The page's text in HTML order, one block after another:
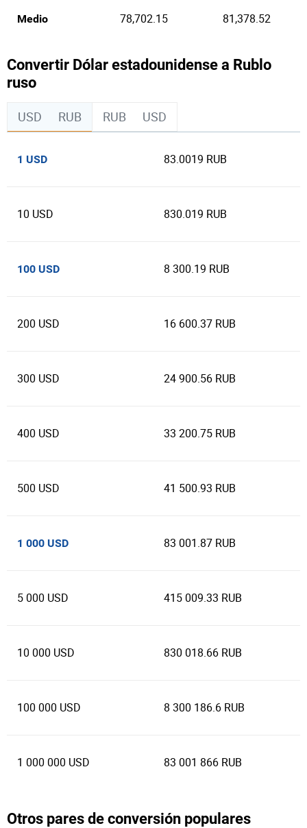
Medio 78,702.15 81,378.52
Convertir Dólar estadounidense a Rublo
ruso
USD RUB RUB USD
1 USD 83.0019 RUB
10 USD 830.019 RUB
100 USD 8 300.19 RUB
200 USD 16 600.37 RUB
300 USD 24 900.56 RUB
400 USD 33 200.75 RUB
500 USD 41 500.93 RUB
1 000 USD 83 001.87 RUB
5 000 USD 415 009.33 RUB
10 000 USD 830 018.66 RUB
100 000 USD 8 300 186.6 RUB
1 000 000 USD 83 001 866 RUB
Otros pares de conversión populares